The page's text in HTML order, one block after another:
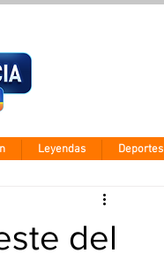
Leyendas Deportes
del